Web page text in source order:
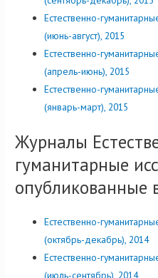
Естественно-
(июнь-август), 2015
Естественно-
(апрель-июнь), 2015
Естественно-
(январь-март), 2015
Журналы
гуманитарные
опубликованные
Естественно-
(октябрь-декабрь), 2014
Естественно-
(июль-сентябрь), 2014